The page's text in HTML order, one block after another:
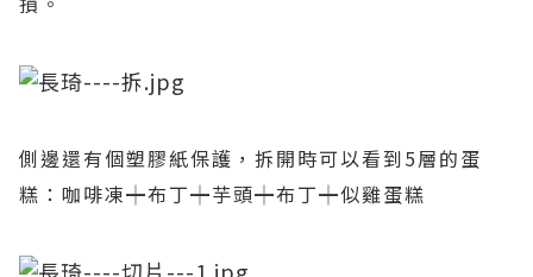
側邊還有個塑膠紙保護，拆開時可以看到5層的蛋
糕：咖啡凍┿布丁┿芋頭┿布丁┿似雞蛋糕